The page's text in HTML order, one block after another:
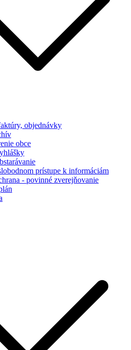
objednávky
obce
prístupe k informáciám
- povinné zverejňovanie